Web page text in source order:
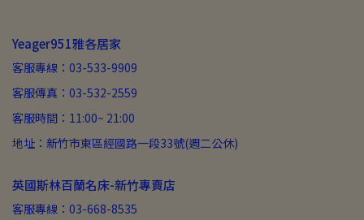
Yeager951雅各居家
客服專線：03-533-9909
客服傳真：03-532-2559
客服時間：11:00~ 21:00
地址：新竹市東區經國路一段33號(週二公休)
英國斯林百蘭名床-新竹專賣店
客服專線：03-668-8535